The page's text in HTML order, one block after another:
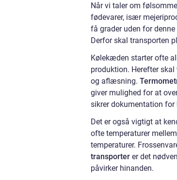
Når vi taler om
fødevarer, især
få grader uden for
Derfor skal transporten
Kølekæden starter ofte
produktion. Herefter
og aflæsning.
giver mulighed for at
sikrer dokumentation for
Det er også vigtigt at
ofte temperaturer
temperaturer.
transporter er det
påvirker hinanden.